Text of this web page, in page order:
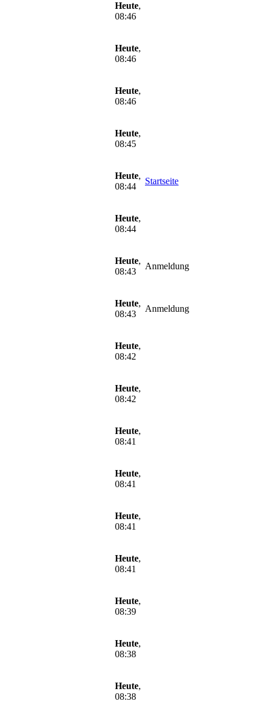
Heute,
08:46
Heute,
08:46
Heute,
08:46
Heute,
08:45
Heute,
08:44
Startseite
Heute,
08:44
Heute,
08:43
Anmeldung
Heute,
08:43
Anmeldung
Heute,
08:42
Heute,
08:42
Heute,
08:41
Heute,
08:41
Heute,
08:41
Heute,
08:41
Heute,
08:39
Heute,
08:38
Heute,
08:38